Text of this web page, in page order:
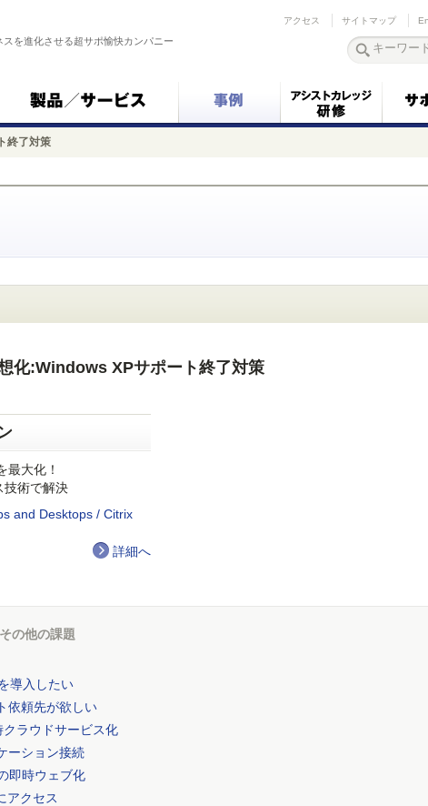
スを進化させる超サポ愉快カンパニー
アクセス サイトマップ
終了対策
化:Windows XPサポート終了対策
最大化！
技術で解決
and Desktops / Citrix
詳細へ
の他の課題
導入したい
依頼先が欲しい
ラウドサービス化
ーション接続
即時ウェブ化
アクセス